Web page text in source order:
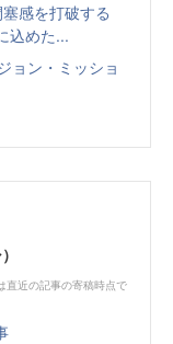
感を打破する
込めた...
ョン・ミッショ
直近の記事の寄稿時点で